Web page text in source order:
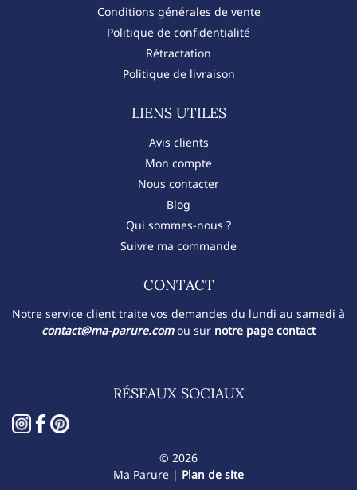
Conditions générales de vente
Politique de confidentialité
Rétractation
Politique de livraison
LIENS UTILES
Avis clients
Mon compte
Nous contacter
Blog
Qui sommes-nous ?
Suivre ma commande
CONTACT​
Notre service client traite vos demandes du lundi au samedi à
contact@ma-parure.comou sur notre page contact
RÉSEAUX SOCIAUX
© 2026
Ma Parure | Plan de site